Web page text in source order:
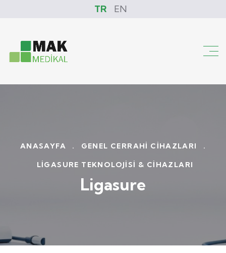
TR EN
ANASAYFA . GENEL CERRAHI CIHAZLARI .
LIGASURE TEKNOLOJISI & CIHAZLARI
Ligasure